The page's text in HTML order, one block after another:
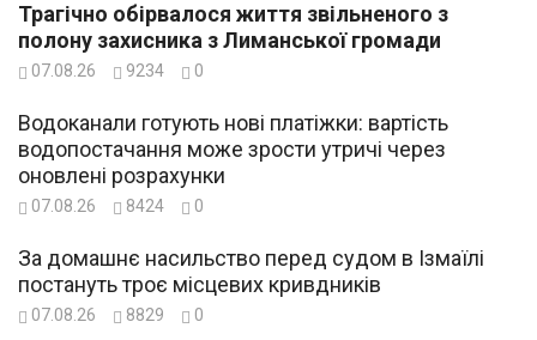
Трагічно обірвалося життя звільненого з
полону захисника з Лиманської громади
07.08.26 9234 0
Водоканали готують нові платіжки: вартість
водопостачання може зрости утричі через
оновлені розрахунки
07.08.26 8424 0
За домашнє насильство перед судом в Ізмаїлі
постануть троє місцевих кривдників
07.08.26 8829 0